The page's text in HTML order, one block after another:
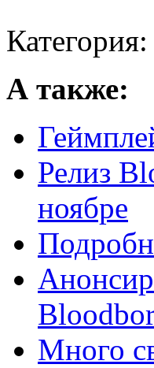
Категория:
А также:
Релиз
ноябре
Много